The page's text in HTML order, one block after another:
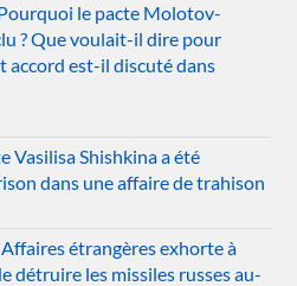
le pacte Molotov-
? Que voulait-il dire pour
accord est-il discuté dans
Vasilisa Shishkina a été
dans une affaire de trahison
étrangères exhorte à
détruire les missiles russes au-